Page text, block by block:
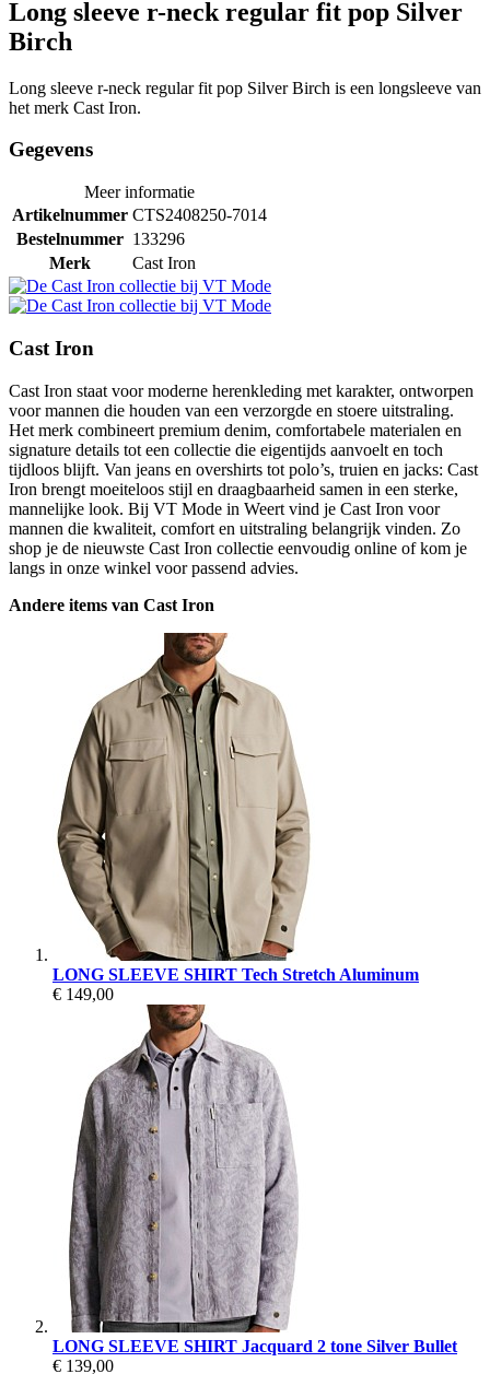
Long sleeve r-neck regular fit pop Silver
Birch
Long sleeve r-neck regular fit pop Silver Birch is een longsleeve van
het merk Cast Iron.
Gegevens
Meer informatie
Artikelnummer CTS2408250-7014
Bestelnummer 133296
Merk
Cast Iron
Cast Iron
Cast Iron staat voor moderne herenkleding met karakter, ontworpen
voor mannen die houden van een verzorgde en stoere uitstraling.
Het merk combineert premium denim, comfortabele materialen en
signature details tot een collectie die eigentijds aanvoelt en toch
tijdloos blijft. Van jeans en overshirts tot polo’s, truien en jacks: Cast
Iron brengt moeiteloos stijl en draagbaarheid samen in een sterke,
mannelijke look. Bij VT Mode in Weert vind je Cast Iron voor
mannen die kwaliteit, comfort en uitstraling belangrijk vinden. Zo
shop je de nieuwste Cast Iron collectie eenvoudig online of kom je
langs in onze winkel voor passend advies.
Andere items van Cast Iron
LONG SLEEVE SHIRT Tech Stretch Aluminum
€ 149,00
LONG SLEEVE SHIRT Jacquard 2 tone Silver Bullet
€ 139,00